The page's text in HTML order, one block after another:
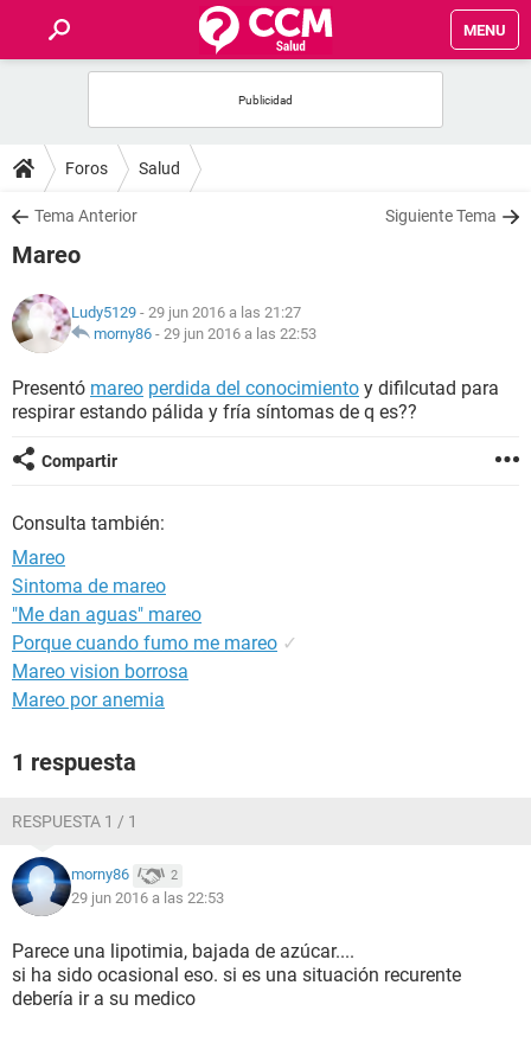
MENU
FOROS
SALUD
NUTRICIÓN
BIENESTAR
SEXUALIDAD
GLOSARIO
Foros Salud
Tema Anterior Siguiente Tema
Mareo
Ludy5129 - 29 jun 2016 a las 21:27
morny86 - 29 jun 2016 a las 22:53
Presentó mareo perdida del conocimiento y difilcutad para
respirar estando pálida y fría síntomas de q es??
Compartir
Consulta también:
Mareo
Sintoma de mareo
"Me dan aguas" mareo
Porque cuando fumo me mareo ✓
Mareo vision borrosa
Mareo por anemia
1 respuesta
RESPUESTA 1 / 1
morny86 2
29 jun 2016 a las 22:53
Parece una lipotimia, bajada de azúcar....
si ha sido ocasional eso. si es una situación recurente
debería ir a su medico